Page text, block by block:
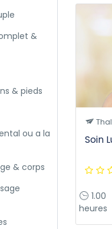
&
& pieds
ou a la
& corps
Soin
1.00
heures